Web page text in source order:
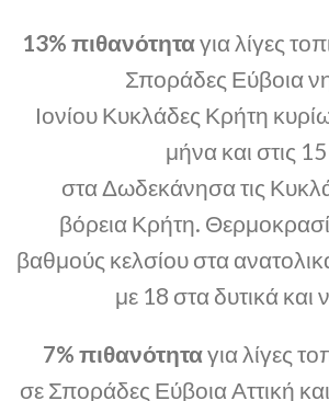
13% πιθανότηταγια λίγες
Σποράδες Εύβοια
Ιονίου Κυκλάδες Κρήτη
μήνα και στις 15
στα Δωδεκάνησα τις
βόρεια Κρήτη.
βαθμούς κελσίου στα
με 18 στα δυτικά και
7% πιθανότηταγια λίγες
σε Σποράδες Εύβοια Αττική